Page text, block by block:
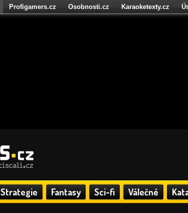
Strategie Fantasy Sci-fi Válečné
Profigamers.cz Osobnosti.cz Karaoketexty.cz